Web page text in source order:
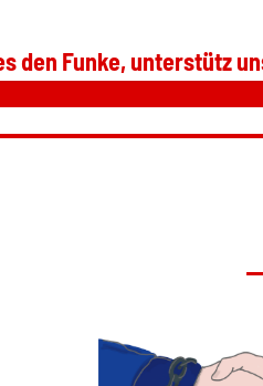
den Funke, unterstütz